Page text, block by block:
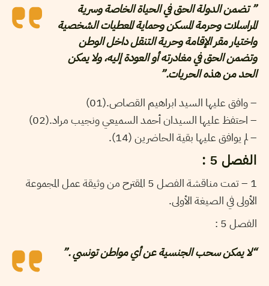
” تضمن الدولة الحق في الحياة الخاصة وسرية
المراسلات وحرمة المسكن وحماية المعطيات الشخصية
واختيار مقر الإقامة وحرية التنقل داخل الوطن
وتضمن الحق في مغادرته أو العودة إليه، ولا يمكن
الحد من هذه الحريات.”
– وافق عليها السيد ابراهيم القصاص.(01)
– احتفظ عليها السيدان أحمد السميعي ونجيب مراد.(02)
– لم يوافق عليها بقية الحاضرين (14).
الفصل 5 :
1 – تمت مناقشة الفصل 5 المقترح من وثيقة عمل المجموعة
الأولى في الصيغة الأولى.
الفصل 5 :
“لا يمكن سحب الجنسية عن أي مواطن تونسي .”